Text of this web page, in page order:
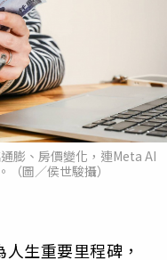
膨、房價變化，連Meta AI
圖／侯世駿攝）
生重要里程碑，